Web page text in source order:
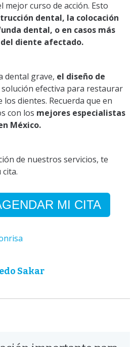
curso de acción. Esto
dental, la colocación
dental, o en casos más
diente afectado.
dental grave, el diseño de
efectiva para restaurar
dientes. Recuerda que en
con los mejores especialistas
México.
de nuestros servicios, te
MI CITA
Sakar